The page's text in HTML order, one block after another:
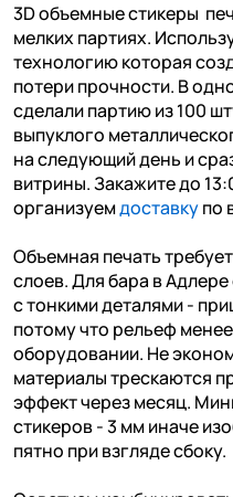
3D объемные стикеры
мелких партиях.
технологию которая
потери прочности. В
сделали партию из 100
выпуклого
на следующий день и
витрины. Закажите до
организуемдоставкупо
Объемная печать
слоев. Для бара в
с тонкими деталями -
потому что рельеф
оборудовании. Не
материалы трескаются
эффект через месяц.
стикеров - 3 мм иначе
пятно при взгляде сбоку.